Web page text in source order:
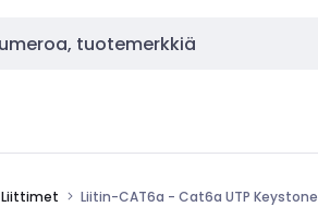
Liittimet Liitin-CAT6a - Cat6a UTP Keystone